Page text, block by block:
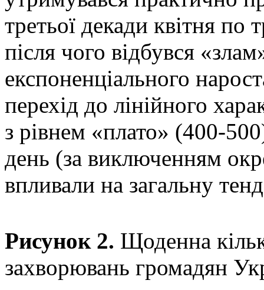
третьої декади квітня по
після чого відбувся
експоненціального
перехід до лінійного
з рівнем «плато» (400-
день (за виключенням
впливали на загальну
Рисунок 2. Щоденна
захворювань громадян